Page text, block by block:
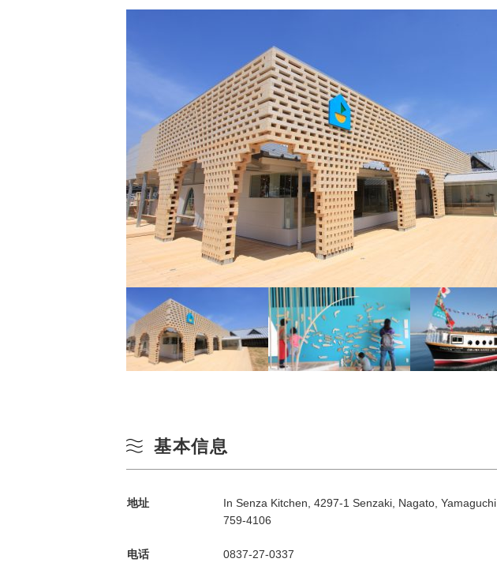
基本信息
地址
In Senza Kitchen, 4297-1 Senzaki, Nagato, Yamaguchi
759-4106
电话 0837-27-0337